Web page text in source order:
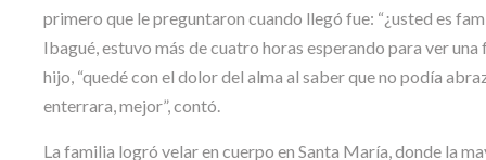
primero que le preguntaron cuando llegó fue: “¿usted es
Ibagué, estuvo más de cuatro horas esperando para ver
hijo, “quedé con el dolor del alma al saber que no podía
enterrara, mejor”, contó.
La familia logró velar en cuerpo en Santa María, donde la